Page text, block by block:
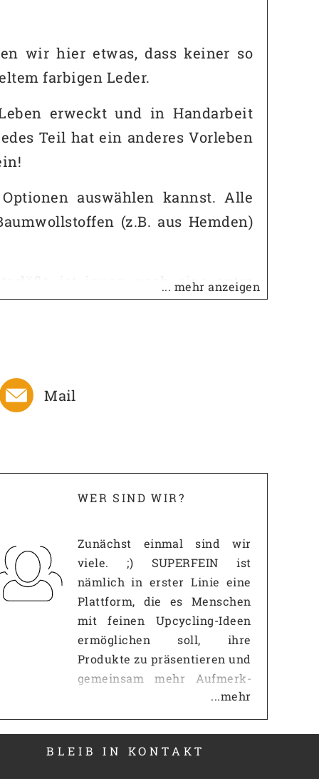
wir hier etwas, dass keiner so
farbigen Leder.
erweckt und in Handarbeit
Teil hat ein anderes Vorleben
auswählen kannst. Alle
(z.B. aus Hemden)
ist innen noch eine extra
nachgedacht!
... mehr anzeigen
Mail
WER SIND WIR?
Zunächst einmal sind wir
viele. ;) SUPERFEIN ist
nämlich in erster Linie eine
Plattform, die es Menschen
mit feinen Upcycling-Ideen
ermöglichen soll, ihre
Produkte zu präsentieren und
gemeinsam mehr Auf­merk­
samkeit zu erzeugen, als es
mit einem eigenen
Internetauftritt jemals
möglich wäre. Gerade gegen
...mehr
BLEIB IN KONTAKT